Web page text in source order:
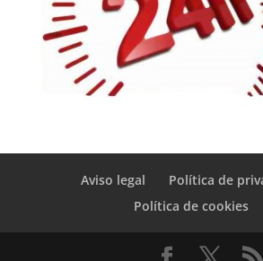
Aviso legal
Política de
Política de cookies